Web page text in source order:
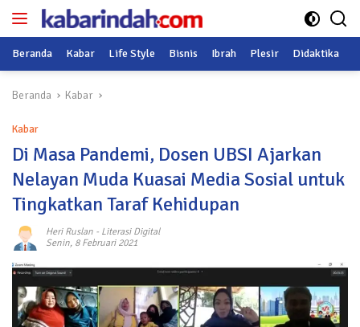
Langsung
Beranda Kabar Life Style Bisnis Ibrah Plesir Didaktika
Beranda Kabar
Kabar
Di Masa Pandemi, Dosen UBSI Ajarkan
Nelayan Muda Kuasai Media Sosial untuk
Tingkatkan Taraf Kehidupan
Heri Ruslan - Literasi Digital
Senin, 8 Februari 2021